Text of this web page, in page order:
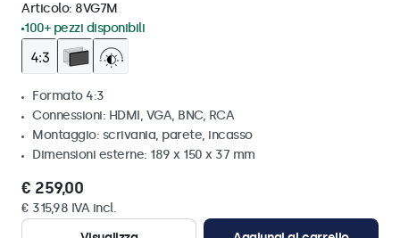
Articolo: 8VG7M
100+ pezzi disponibili
Formato 4:3
Connessioni: HDMI, VGA, BNC, RCA
Montaggio: scrivania, parete, incasso
Dimensioni esterne: 189 x 150 x 37 mm
€ 259,00
€ 315,98 IVA incl.